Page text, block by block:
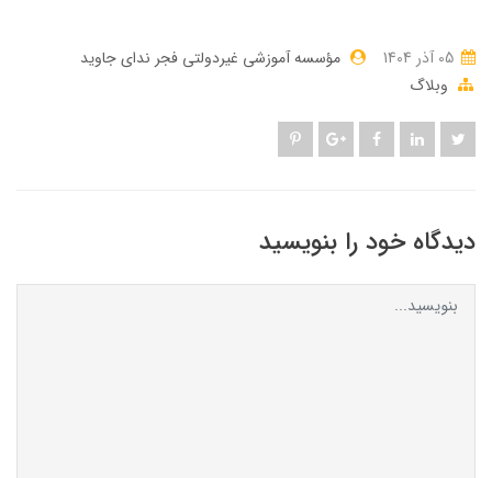
مؤسسه آموزشی غیردولتی فجر ندای جاوید
وبلاگ
دیدگاه خود را بنویسید